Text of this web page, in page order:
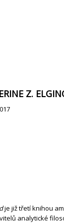
Z.
je již třetí knihou
analytické